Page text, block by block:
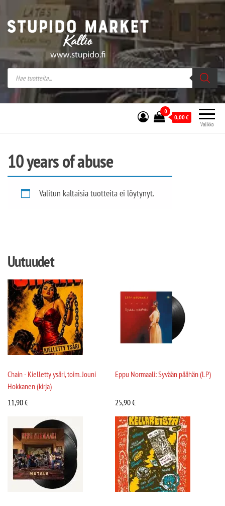
Stupido Market – verkossa ja kivijalassa
Stupido Market on vaihtoehtomusaan
erikoistunut verkko- sekä
kivijalkakauppa Helsingissä Kallion
sydämessä.
Valikko
0
0,00€
10 years of abuse
Valitun kaltaisia tuotteita ei löytynyt.
Uutuudet
Chain - Kielletty ysäri, toim. Jouni
Hokkanen (kirja)
11,90€
Eppu Normaali: Syvään päähän (LP)
25,90€